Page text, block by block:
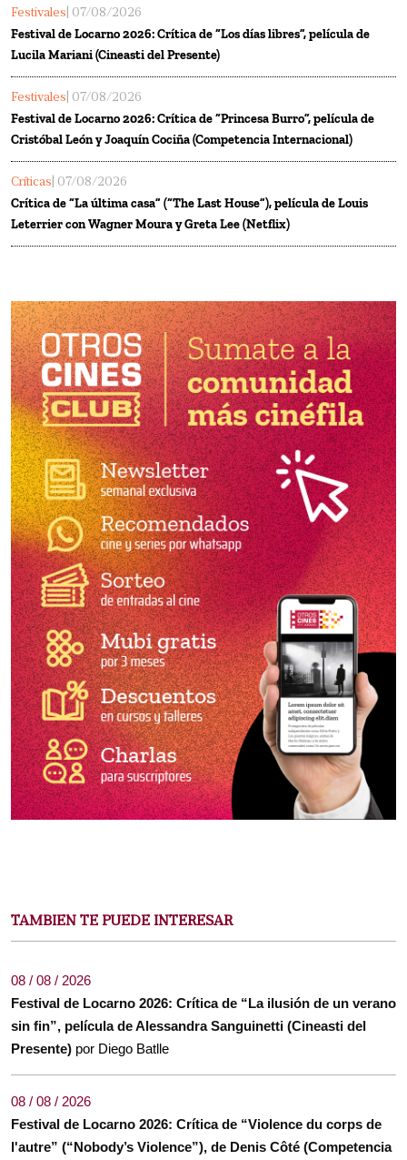
Festivales | 07/08/2026
Festival de Locarno 2026: Crítica de “Los días libres”, película de
Lucila Mariani (Cineasti del Presente)
Festivales | 07/08/2026
Festival de Locarno 2026: Crítica de “Princesa Burro”, película de
Cristóbal León y Joaquín Cociña (Competencia Internacional)
Críticas | 07/08/2026
Crítica de “La última casa” (“The Last House”), película de Louis
Leterrier con Wagner Moura y Greta Lee (Netflix)
TAMBIEN TE PUEDE INTERESAR
08 / 08 / 2026
Festival de Locarno 2026: Crítica de “La ilusión de un verano
sin fin”, película de Alessandra Sanguinetti (Cineasti del
Presente) por Diego Batlle
08 / 08 / 2026
Festival de Locarno 2026: Crítica de “Violence du corps de
l'autre” (“Nobody’s Violence”), de Denis Côté (Competencia